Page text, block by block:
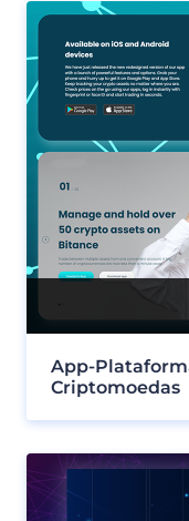
App-
Criptomoedas